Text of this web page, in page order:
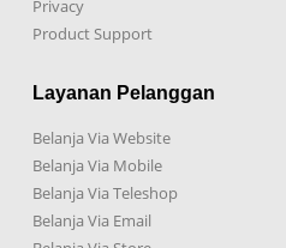
Privacy
Product Support
Layanan Pelanggan
Belanja Via Website
Belanja Via Mobile
Belanja Via Teleshop
Belanja Via Email